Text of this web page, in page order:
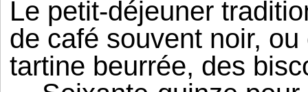
Le petit-déjeuner
de café souvent noir,
tartine beurrée, des